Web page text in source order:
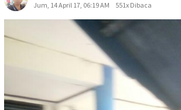
Jum, 14 April 17, 06:19 AM 551x Dibaca